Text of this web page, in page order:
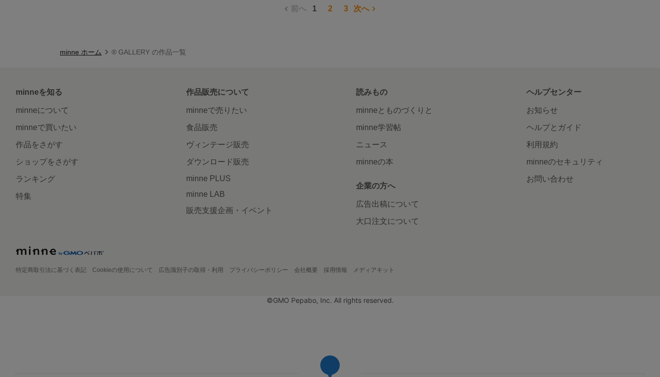
前へ 1 2 3 次へ
minne ホーム ®️ GALLERY の作品一覧
minneを知る
minneについて
minneで買いたい
作品をさがす
ショップをさがす
ランキング
特集
作品販売について
minneで売りたい
食品販売
ヴィンテージ販売
ダウンロード販売
minne PLUS
minne LAB
販売支援企画・イベント
読みもの
minneとものづくりと
minne学習帖
ニュース
minneの本
企業の方へ
広告出稿について
大口注文について
ヘルプセンター
お知らせ
ヘルプとガイド
利用規約
minneのセキュリティ
お問い合わせ
特定商取引法に基づく表記 Cookieの使用について 広告識別子の取得・利用 プライバシーポリシー 会社概要 採用情報 メディアキット
©GMO Pepabo, Inc. All rights reserved.